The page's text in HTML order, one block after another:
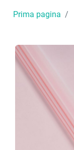
Prima pagina